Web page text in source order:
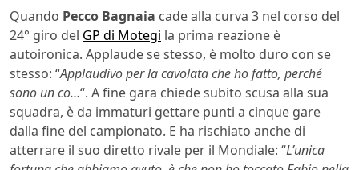
Quando Pecco Bagnaia cade alla curva 3 nel corso del
24° giro del GP di Motegi la prima reazione è
autoironica. Applaude se stesso, è molto duro con se
stesso: “Applaudivo per la cavolata che ho fatto, perché
sono un co…“. A fine gara chiede subito scusa alla sua
squadra, è da immaturi gettare punti a cinque gare
dalla fine del campionato. E ha rischiato anche di
atterrare il suo diretto rivale per il Mondiale: “L’unica